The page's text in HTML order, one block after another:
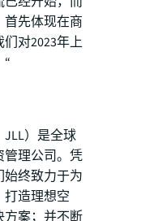
先体现在商
对2023年上
）是全球
管理公司。凭
终致力于为
造理想空
方案；并不断